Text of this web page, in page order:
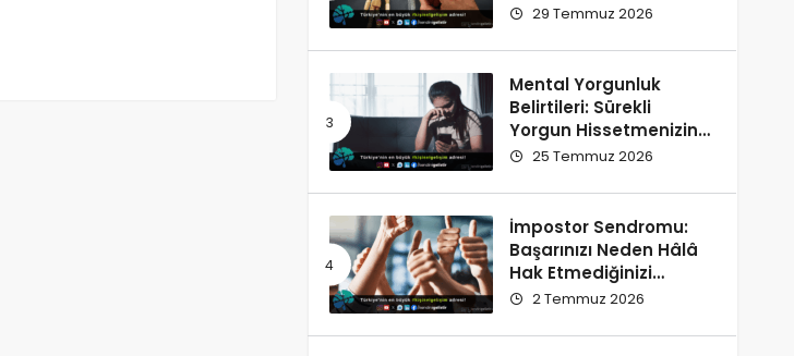
29 Temmuz 2026
Mental Yorgunluk
Belirtileri: Sürekli
Yorgun Hissetmenizin
12 Olası Nedeni
25 Temmuz 2026
İmpostor Sendromu:
Başarınızı Neden Hâlâ
Hak Etmediğinizi
Düşünüyorsunuz?
2 Temmuz 2026